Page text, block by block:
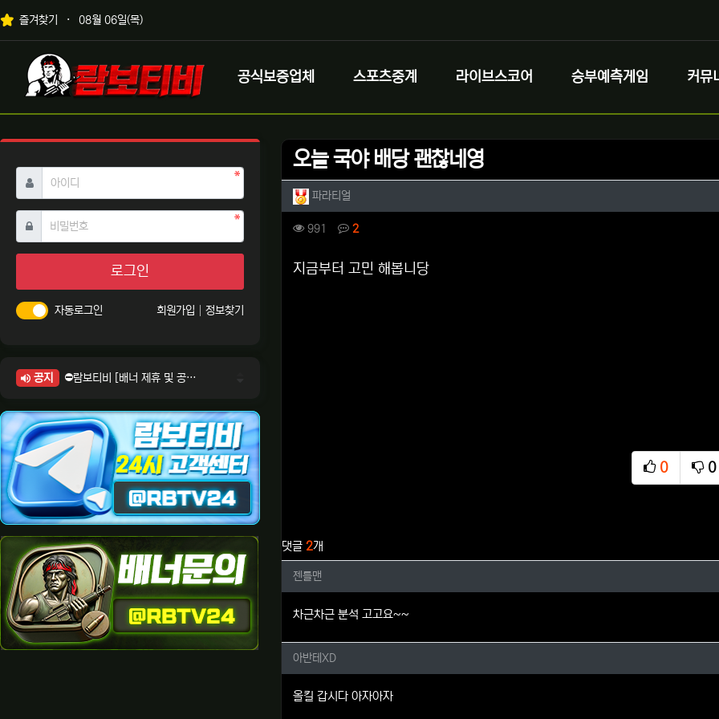
상단 네비
즐겨찾기 08월 06일(목)
메인 메뉴
로고
공식보증업체 스포츠중계 라이브스코어 승부예측게임 커뮤
오늘 국야 배당 괜찮네영
작성자 정보
파라티얼
컨텐츠 정보
991 조회 2댓글
본문
지금부터 고민 해봅니당
0
추천
0
비
댓글 2개
젠틀맨님의 댓글
젠틀맨
차근차근 분석 고고요~~
아반테XD님의 댓글
아반테XD
올킬 갑시다 아자아자
아이디 필수
비밀번호필수
로그인
자동로그인 회원가입 정보찾기
공지
⛔람보티비 [배너 제휴 및 공식 입점 문의 안내]
⛔람보티비 [정회원 등급UP! 안내사항]
⛔람보티비 [채팅방 이용시 주의사항]
⛔람보티비 [공식보증업체 안내]